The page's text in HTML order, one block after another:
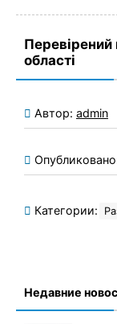
області
Автор: admin
Категории:
Недавние